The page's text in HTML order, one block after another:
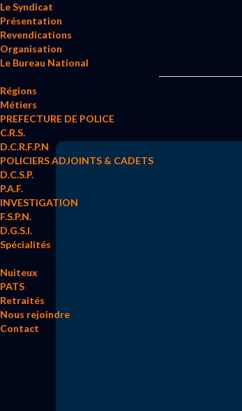
Le Syndicat
Présentation
Revendications
Organisation
Le Bureau National
Régions
Métiers
PREFECTURE DE POLICE
C.R.S.
D.C.R.F.P.N
POLICIERS ADJOINTS & CADETS
D.C.S.P.
P.A.F.
INVESTIGATION
F.S.P.N.
D.G.S.I.
Spécialités
Nuiteux
PATS
Retraités
Nous rejoindre
Contact